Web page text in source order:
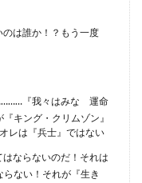
は誰か！？もう一度
『我々はみな 運命
キング・クリムゾン』
レは『兵士』ではない
ならないのだ！それは
ない！それが『生き